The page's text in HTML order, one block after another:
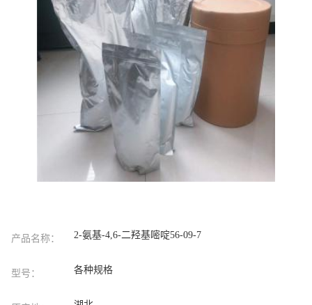
产品名称： 2-氨基-4,6-二羟基嘧啶56-09-7
型号： 各种规格